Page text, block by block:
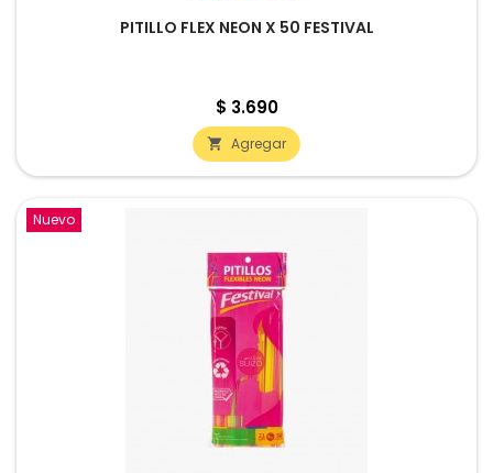
PITILLO FLEX NEON X 50 FESTIVAL
Precio
$ 3.690
 Agregar
Nuevo